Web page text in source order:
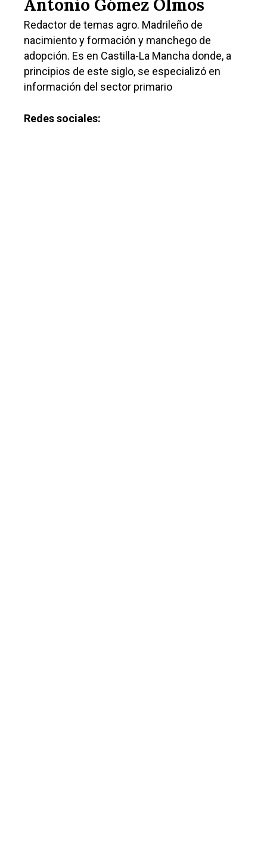
Antonio Gómez Olmos
Redactor de temas agro. Madrileño de
nacimiento y formación y manchego de
adopción. Es en Castilla-La Mancha donde, a
principios de este siglo, se especializó en
información del sector primario
Redes sociales:
Política
Galerías